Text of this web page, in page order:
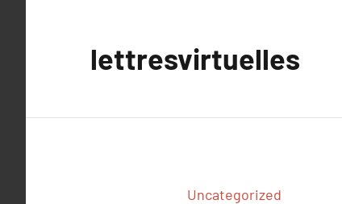
lettresvirtuelles
Uncategorized